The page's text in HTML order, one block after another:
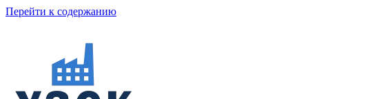
Перейти к содержанию